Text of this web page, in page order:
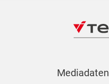
Mediadaten